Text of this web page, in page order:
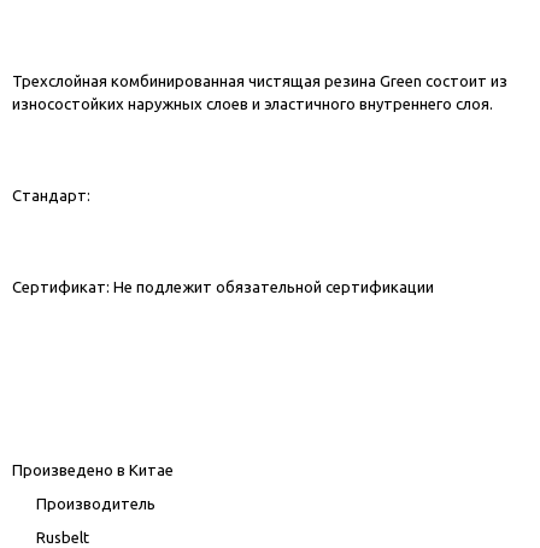
Трехслойная комбинированная чистящая резина Green состоит из
износостойких наружных слоев и эластичного внутреннего слоя.
Стандарт:
Сертификат: Не подлежит обязательной сертификации
Произведено в Китае
Производитель
Rusbelt